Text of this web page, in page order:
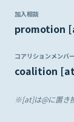
加入相談
promotion
コアリションメンバ
coalition
※[at]は@に置き